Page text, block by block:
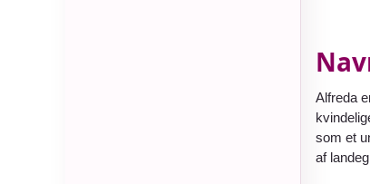
Alfreda
som et
af